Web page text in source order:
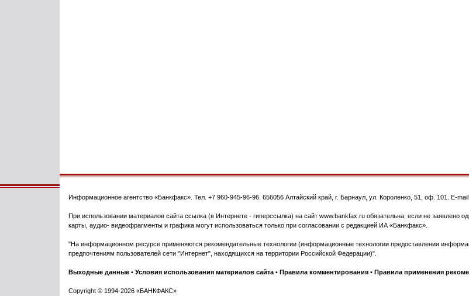
Информационное агентство «Банкфакс» . Тел. +7 960-945-96-96 656056 Алтайский край, г. Барнаул ул. Короленко, 51, оф. 101 . E-mail:
При использовании материалов сайта ссылка (в Интернете - гиперссылка) на сайт www.bankfax.ru обязательна, если не заявлено
карты, аудио- видеофрагменты и графика могут использоваться только при согласовании с редакцией ИА «Банкфакс».
"На информационном ресурсе применяются рекомендательные технологии (информационные технологии предоставления
предпочтениям пользователей сети "Интернет", находящихся на территории Российской Федерации)".
Выходные данные • Условия использования материалов сайта • Правила комментирования • Правила применения
Copyright © 1994-2026 «БАНКФАКС»